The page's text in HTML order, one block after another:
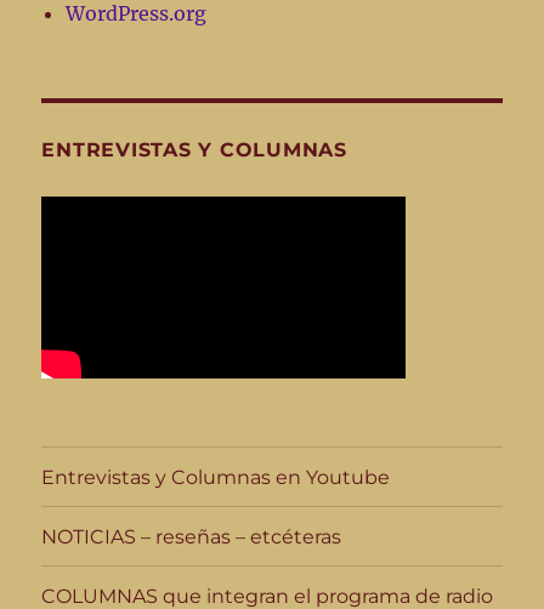
WordPress.org
ENTREVISTAS Y COLUMNAS
Entrevistas y Columnas en Youtube
NOTICIAS – reseñas – etcéteras
COLUMNAS que integran el programa de radio